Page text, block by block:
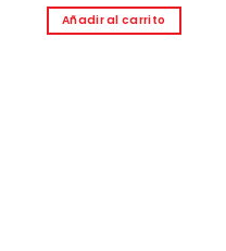
Añadir al carrito